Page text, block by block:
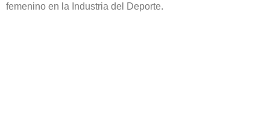
femenino en la Industria del Deporte.